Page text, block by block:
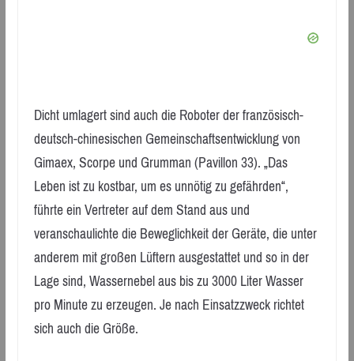
Dicht umlagert sind auch die Roboter der französisch-
deutsch-chinesischen Gemeinschaftsentwicklung von
Gimaex, Scorpe und Grumman (Pavillon 33). „Das
Leben ist zu kostbar, um es unnötig zu gefährden“,
führte ein Vertreter auf dem Stand aus und
veranschaulichte die Beweglichkeit der Geräte, die unter
anderem mit großen Lüftern ausgestattet und so in der
Lage sind, Wassernebel aus bis zu 3000 Liter Wasser
pro Minute zu erzeugen. Je nach Einsatzzweck richtet
sich auch die Größe.